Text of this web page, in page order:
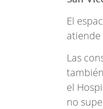
El
atiende
Las
el
no